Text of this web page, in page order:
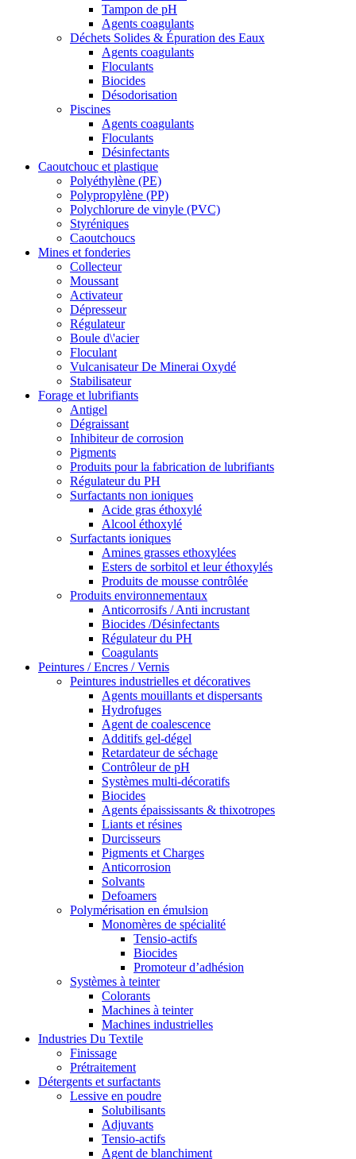
Tampon de pH
Agents coagulants
Déchets Solides & Épuration des Eaux
Agents coagulants
Floculants
Biocides
Désodorisation
Piscines
Agents coagulants
Floculants
Désinfectants
Caoutchouc et plastique
Polyéthylène (PE)
Polypropylène (PP)
Polychlorure de vinyle (PVC)
Styréniques
Caoutchoucs
Mines et fonderies
Collecteur
Moussant
Activateur
Dépresseur
Régulateur
Boule d\'acier
Floculant
Vulcanisateur De Minerai Oxydé
Stabilisateur
Forage et lubrifiants
Antigel
Dégraissant
Inhibiteur de corrosion
Pigments
Produits pour la fabrication de lubrifiants
Régulateur du PH
Surfactants non ioniques
Acide gras éthoxylé
Alcool éthoxylé
Surfactants ioniques
Amines grasses ethoxylées
Esters de sorbitol et leur éthoxylés
Produits de mousse contrôlée
Produits environnementaux
Anticorrosifs / Anti incrustant
Biocides /Désinfectants
Régulateur du PH
Coagulants
Peintures / Encres / Vernis
Peintures industrielles et décoratives
Agents mouillants et dispersants
Hydrofuges
Agent de coalescence
Additifs gel-dégel
Retardateur de séchage
Contrôleur de pH
Systèmes multi-décoratifs
Biocides
Agents épaississants & thixotropes
Liants et résines
Durcisseurs
Pigments et Charges
Anticorrosion
Solvants
Defoamers
Polymérisation en émulsion
Monomères de spécialité
Tensio-actifs
Biocides
Promoteur d’adhésion
Systèmes à teinter
Colorants
Machines à teinter
Machines industrielles
Industries Du Textile
Finissage
Prétraitement
Détergents et surfactants
Lessive en poudre
Solubilisants
Adjuvants
Tensio-actifs
Agent de blanchiment